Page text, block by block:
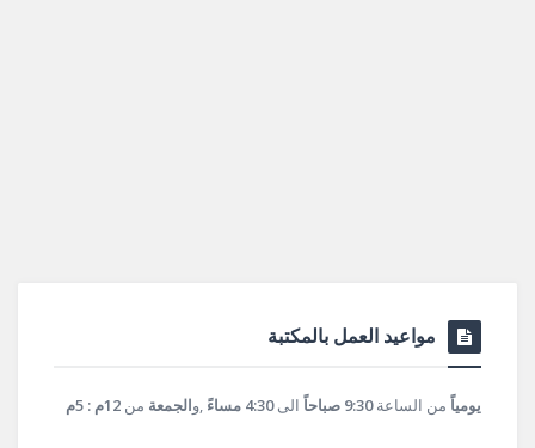
مواعيد العمل بالمكتبة
يومياً من الساعة9:30 صباحاً الى4:30 مساءً ,والجمعة من 12م : 5م